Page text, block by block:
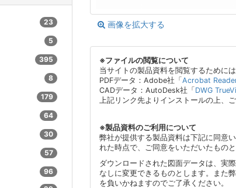
画像を拡大する
※ファイルの閲覧について
当サイトの製品資料を閲覧するために
PDFデータ：Adobe社「 Acrobat
CADデータ：AutoDesk社「 DWG
上記リンク先よりインストールの上、
※製品資料のご利用について
弊社が提供する製品資料は下記に同意
れた時点で、ご同意をいただいたもの
ダウンロードされた図面データは、実
なしに変更できるものとします。また
を負いかねますのでご了承ください。
23
5
395
8
179
64
30
57
96